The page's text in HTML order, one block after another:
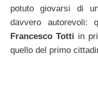
potuto giovarsi di
davvero autorevoli:
Francesco Totti in
quello del primo